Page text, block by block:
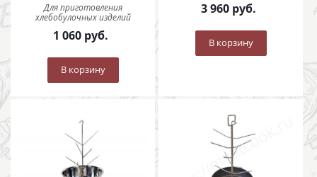
Для приготовления
хлебобулочных изделий
1 060руб.
В корзину
3 960руб.
В корзину